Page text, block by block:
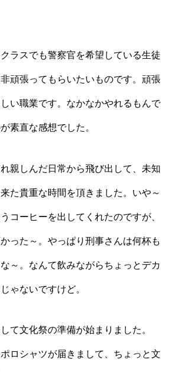
ラスでも警察官を希望している生徒
頑張ってもらいたいものです。頑張
い職業です。なかなかやれるもんで
素直な感想でした。
親しんだ日常から飛び出して、未知
た貴重な時間を頂きました。いや～
コーヒーを出してくれたのですが、
った～。やっぱり刑事さんは何杯も
～。なんて飲みながらちょっとデカ
ゃないですけど。
て文化祭の準備が始まりました。
ロシャツが届きまして、ちょっと文